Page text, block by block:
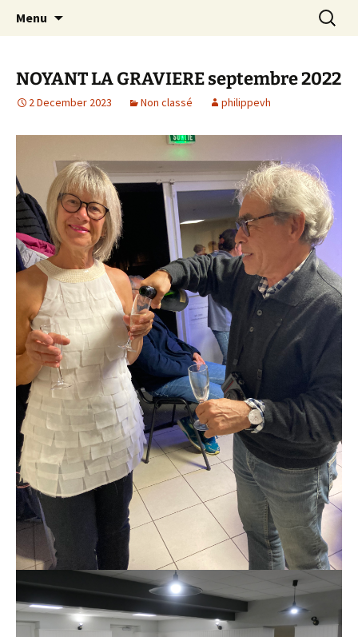
Randonneurs Norvillois
Menu
Search
for:
NOYANT LA GRAVIERE septembre 2022
2 December 2023 Non classé philippevh